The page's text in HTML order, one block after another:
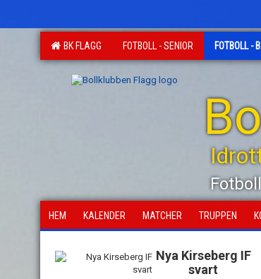
BK FLAGG FOTBOLL - SENIOR FOTBOLL -
HEM KALENDER MATCHER TRUPPEN
Nya Kirseberg IF
svart